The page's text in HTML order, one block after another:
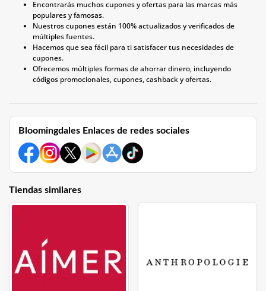
Encontrarás muchos cupones y ofertas para las marcas más
populares y famosas.
Nuestros cupones están 100% actualizados y verificados de
múltiples fuentes.
Hacemos que sea fácil para ti satisfacer tus necesidades de
cupones.
Ofrecemos múltiples formas de ahorrar dinero, incluyendo
códigos promocionales, cupones, cashback y ofertas.
Bloomingdales Enlaces de redes sociales
Tiendas similares